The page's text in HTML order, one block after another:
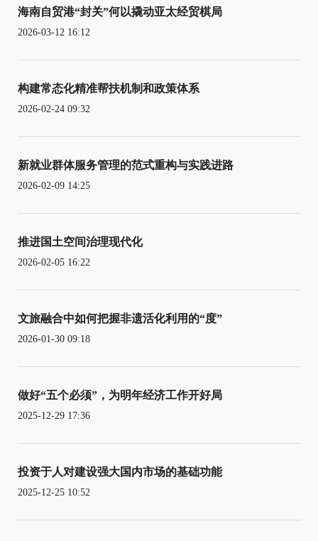
海南自贸港“封关”何以撬动亚太经贸棋局
2026-03-12 16:12
构建常态化精准帮扶机制和政策体系
2026-02-24 09:32
新就业群体服务管理的范式重构与实践进路
2026-02-09 14:25
推进国土空间治理现代化
2026-02-05 16:22
文旅融合中如何把握非遗活化利用的“度”
2026-01-30 09:18
做好“五个必须”，为明年经济工作开好局
2025-12-29 17:36
投资于人对建设强大国内市场的基础功能
2025-12-25 10:52